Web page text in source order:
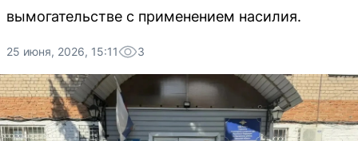
вымогательстве с применением насилия.
25 июня, 2026, 15:11 3